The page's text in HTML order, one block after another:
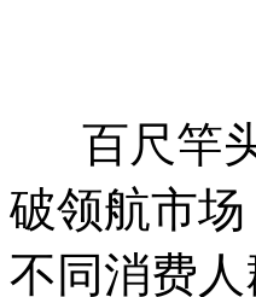
百尺竿头
破领航市
不同消费